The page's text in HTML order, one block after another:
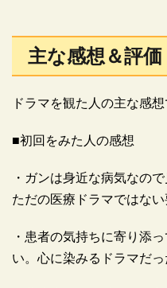
主な感想＆評価
ドラマを観た人の主な感想
■初回をみた人の感想
・ガンは身近な病気なの
ただの医療ドラマではな
・患者の気持ちに寄り添
い。心に染みるドラマだっ